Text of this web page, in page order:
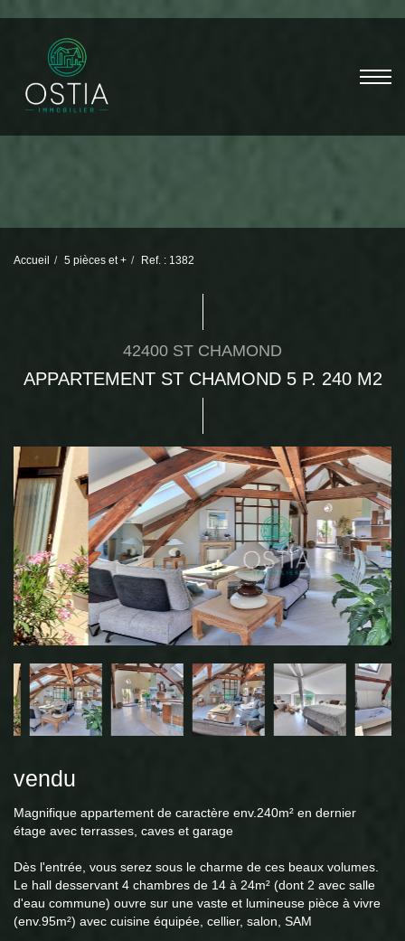
Accueil 5 pièces et + Ref. : 1382
42400 ST CHAMOND
APPARTEMENT ST CHAMOND 5 P. 240 M2
vendu
Magnifique appartement de caractère env.240m² en dernier
étage avec terrasses, caves et garage
Dès l'entrée, vous serez sous le charme de ces beaux volumes.
Le hall desservant 4 chambres de 14 à 24m² (dont 2 avec salle
d'eau commune) ouvre sur une vaste et lumineuse pièce à vivre
(env.95m²) avec cuisine équipée, cellier, salon, SAM